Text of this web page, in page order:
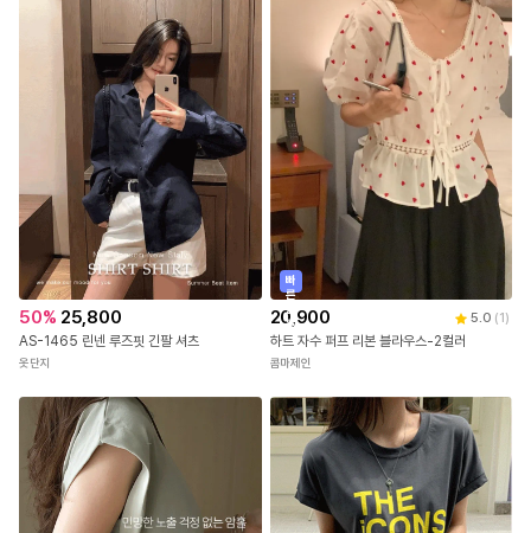
50% 25,800
AS-1465 린넨 루즈핏 긴팔 셔츠
옷단지
빠
른
출
발
20,900 5.0 (1 )
하트 자수 퍼프 리본 블라우스-2컬러
콤마제인